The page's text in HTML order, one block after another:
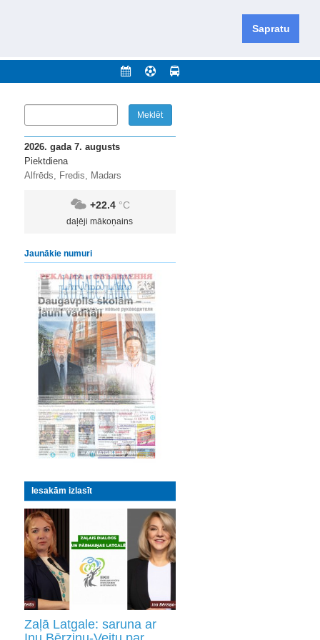
Sapratu
novadu un apkārtējos novadus un pilsētas.
2026. gada 7. augusts
Piektdiena
Alfrēds, Fredis, Madars
+22.4 °C
daļēji mākoņains
Jaunākie numuri
Iesakām izlasīt
Zaļā Latgale: saruna ar